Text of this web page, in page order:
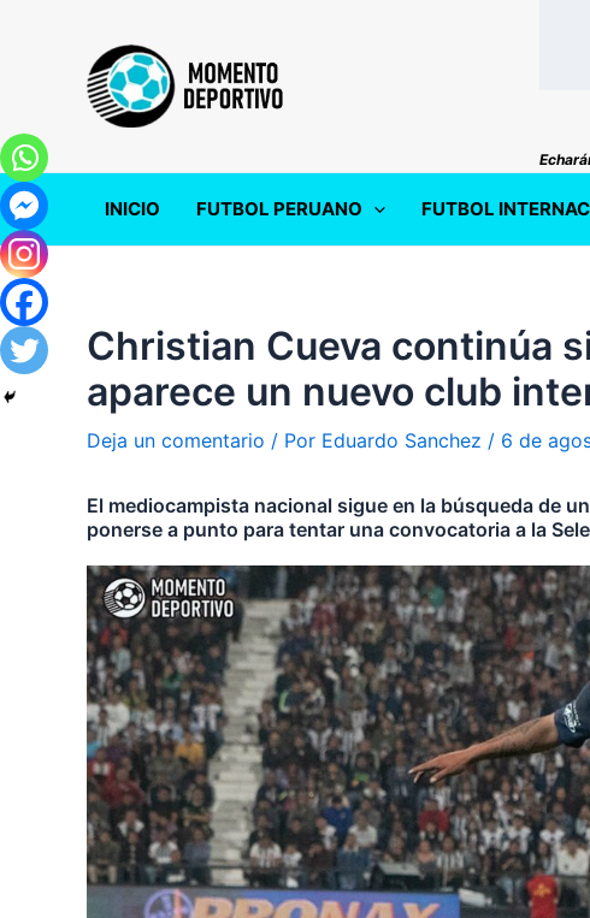
contenido
INICIO FUTBOL PERUANO FUTBOL
Christian Cueva continúa
aparece un nuevo club
Deja un comentario / Por Eduardo Sanchez / 6 de
El mediocampista nacional sigue en la búsqueda de
ponerse a punto para tentar una convocatoria a la